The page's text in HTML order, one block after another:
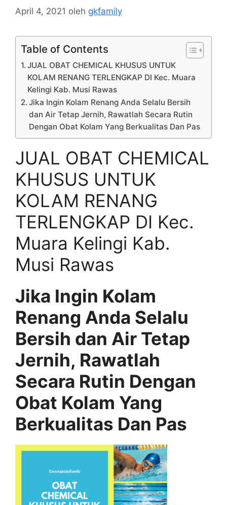
April 4, 2021 oleh gkfamily
Table of Contents
JUAL OBAT CHEMICAL KHUSUS UNTUK
KOLAM RENANG TERLENGKAP DI Kec. Muara
Kelingi Kab. Musi Rawas
Jika Ingin Kolam Renang Anda Selalu Bersih
dan Air Tetap Jernih, Rawatlah Secara Rutin
Dengan Obat Kolam Yang Berkualitas Dan Pas
JUAL OBAT CHEMICAL
KHUSUS UNTUK
KOLAM RENANG
TERLENGKAP DI Kec.
Muara Kelingi Kab.
Musi Rawas
Jika Ingin Kolam
Renang Anda Selalu
Bersih dan Air Tetap
Jernih, Rawatlah
Secara Rutin Dengan
Obat Kolam Yang
Berkualitas Dan Pas